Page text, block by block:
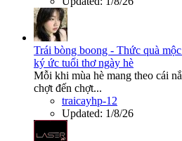
Trái bòng boong - Thức quà
ký ức tuổi thơ ngày hè
Mỗi khi mùa hè mang theo cái
chợt đến chợt...
traicayhp-12
Updated: 1/8/26